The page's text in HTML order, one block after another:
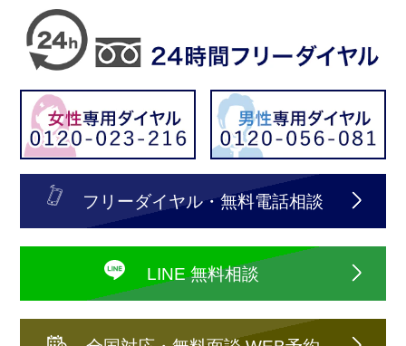
フリーダイヤル・無料電話相談
LINE 無料相談